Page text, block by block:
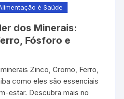
é Saúde
dos Minerais:
Fósforo e
Zinco, Cromo, Ferro,
como eles são essenciais
estar. Descubra mais no